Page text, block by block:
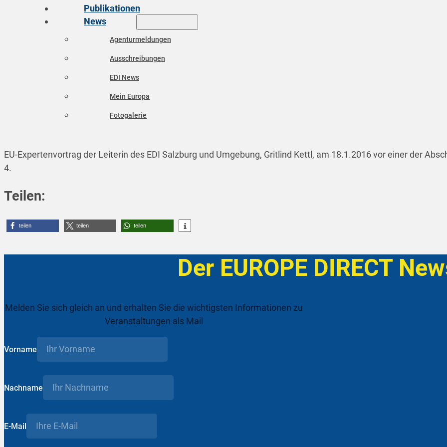
Publikationen
News
Agenturmeldungen
Ausschreibungen
EDI News
Mein Europa
Fotogalerie
EU-Expertenvortrag der Leiterin des EDI Salzburg und Umgebung, Gritlind Kettl, am 18.1.2016 vor einer der
4.
Teilen:
teilen teilen teilen
Der EUROPE DIRECT
Melden Sie sich gleich an und erhalten Sie die wichtigsten Informationen zu
Veranstaltungen als Mail
Vorname
Nachname
E-Mail